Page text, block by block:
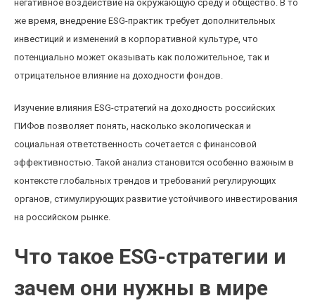
негативное воздействие на окружающую среду и общество. В то
же время, внедрение ESG-практик требует дополнительных
инвестиций и изменений в корпоративной культуре, что
потенциально может оказывать как положительное, так и
отрицательное влияние на доходности фондов.
Изучение влияния ESG-стратегий на доходность российских
ПИФов позволяет понять, насколько экологическая и
социальная ответственность сочетается с финансовой
эффективностью. Такой анализ становится особенно важным в
контексте глобальных трендов и требований регулирующих
органов, стимулирующих развитие устойчивого инвестирования
на российском рынке.
Что такое ESG-стратегии и
зачем они нужны в мире